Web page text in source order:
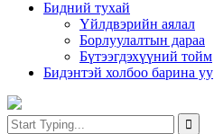
Бидний тухай
Үйлдвэрийн аялал
Борлуулалтын дараа
Бүтээгдэхүүний тойм
Бидэнтэй холбоо барина уу